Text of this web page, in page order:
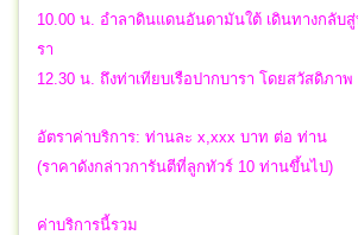
10.00 น. อำลาดินแดนอันดามันใต้ เดินทางกลับสู่
รา
12.30 น. ถึงท่าเทียบเรือปากบารา โดยสวัสดิภาพ
อัตราค่าบริการ: ท่านละ x,xxx บาท ต่อ ท่าน
(ราคาดังกล่าวการันตีที่ลูกทัวร์ 10 ท่านขึ้นไป)
ค่าบริการนี้รวม